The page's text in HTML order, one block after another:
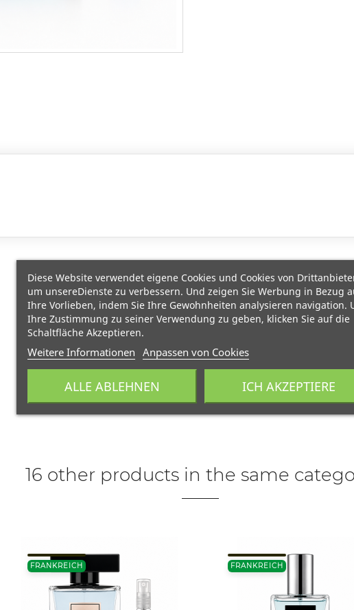
16 other products in the same
FRANKREICH FRANKREICH
Diese Website verwendet eigene Cookies und Cookies von
um unsereDienste zu verbessern. Und zeigen Sie Werbung in Bezug
Ihre Vorlieben, indem Sie Ihre Gewohnheiten analysieren navigation.
Ihre Zustimmung zu seiner Verwendung zu geben, klicken Sie auf die
Schaltfläche Akzeptieren.
Weitere Informationen Anpassen von Cookies
ALLE ABLEHNEN ICH AKZEPTIERE